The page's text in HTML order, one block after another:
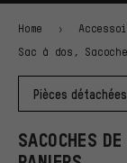
Home
Sac à dos,
Pièces détachées
SACOCHES